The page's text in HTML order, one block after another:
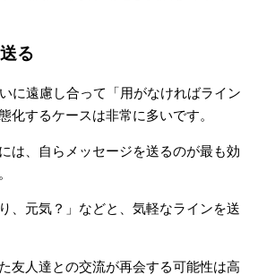
る
に遠慮し合って「用がなければライン
化するケースは非常に多いです。
は、自らメッセージを送るのが最も効
、元気？」などと、気軽なラインを送
友人達との交流が再会する可能性は高